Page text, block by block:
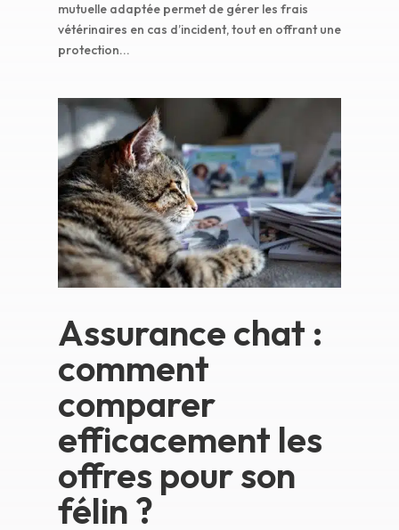
mutuelle adaptée permet de gérer les frais
vétérinaires en cas d’incident, tout en offrant une
protection...
Assurance chat :
comment
comparer
efficacement les
offres pour son
félin ?